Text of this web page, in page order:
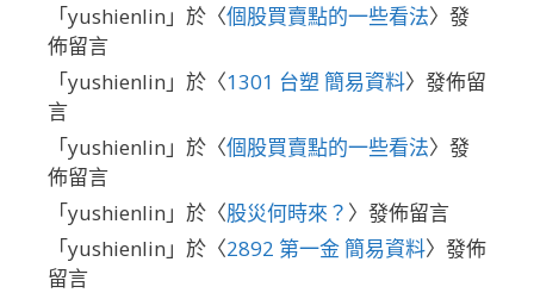
「yushienlin 」於〈個股買賣點的一些看法〉發
佈留言
「yushienlin 」於〈1301 台塑 簡易資料〉發佈留
言
「yushienlin 」於〈個股買賣點的一些看法〉發
佈留言
「yushienlin 」於〈股災何時來？ 〉發佈留言
「yushienlin 」於〈2892 第一金 簡易資料〉發佈
留言